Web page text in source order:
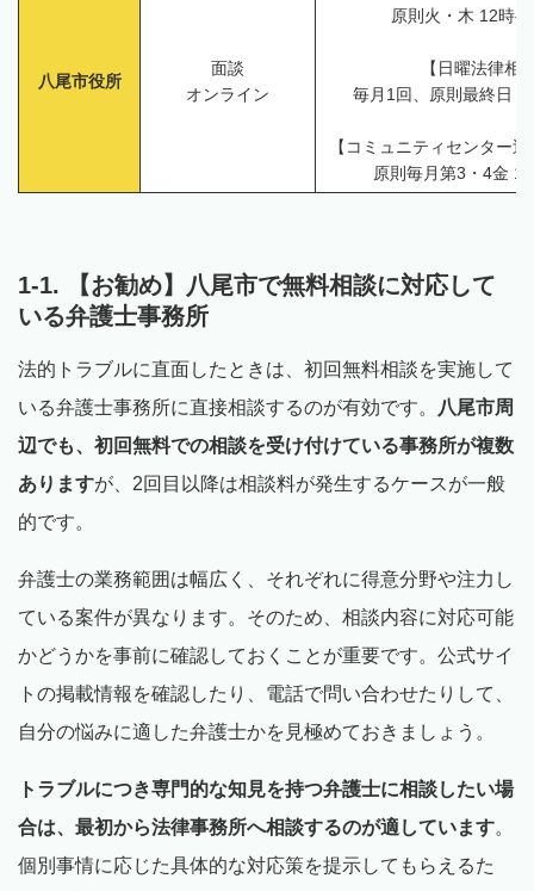
八尾市役所
面談
オンライン
原則火・木 12時
【日曜法律相
毎月1回、原則最終日
【コミュニティセンター
原則毎月第3・4金
1-1. 【お勧め】八尾市で無料相談に対応して
いる弁護士事務所
法的トラブルに直面したときは、初回無料相談を実施して
いる弁護士事務所に直接相談するのが有効です。
八尾市周
辺でも、初回無料での相談を受け付けている事務所が複数
ありますが、2回目以降は相談料が発生するケースが一般
的です。
弁護士の業務範囲は幅広く、それぞれに得意分野や注力し
ている案件が異なります。そのため、相談内容に対応可能
かどうかを事前に確認しておくことが重要です。公式サイ
トの掲載情報を確認したり、電話で問い合わせたりして、
自分の悩みに適した弁護士かを見極めておきましょう。
トラブルにつき専門的な知見を持つ弁護士に相談したい場
合は、最初から法律事務所へ相談するのが適しています。
個別事情に応じた具体的な対応策を提示してもらえるた